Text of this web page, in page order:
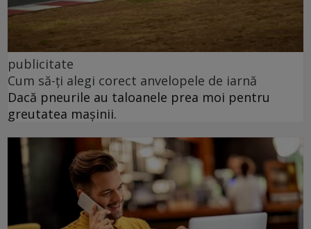
publicitate
Cum să-ți alegi corect anvelopele de iarnă
Dacă pneurile au taloanele prea moi pentru
greutatea mașinii.